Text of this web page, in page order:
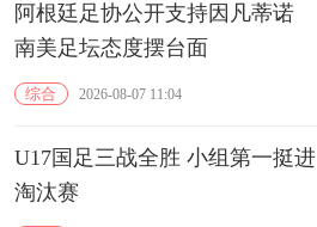
阿根廷足协公开支持因凡蒂诺
南美足坛态度摆台面
综合 2026-08-07 11:04
U17国足三战全胜 小组第一挺进
淘汰赛